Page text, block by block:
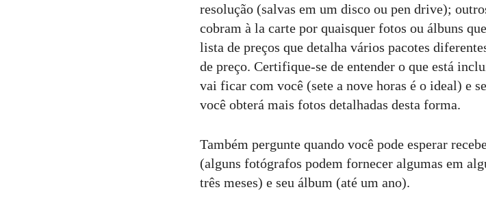
resolução (salvas em um disco ou pen drive);
cobram à la carte por quaisquer fotos ou álbuns
lista de preços que detalha vários pacotes
de preço. Certifique-se de entender o que está
vai ficar com você (sete a nove horas é o ideal) e
você obterá mais fotos detalhadas desta forma.
Também pergunte quando você pode esperar
(alguns fotógrafos podem fornecer algumas em
três meses) e seu álbum (até um ano).